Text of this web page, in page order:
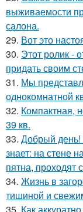
выживаемости
салона.
29. Вот это
30. Этот ролик -
придать своим
31. Мы
однокомнатной
32. Компактная,
39 кв.
33. Добрый день!
знает: на стене
пятна, проходят
34. Жизнь в
тишиной и
35. Как